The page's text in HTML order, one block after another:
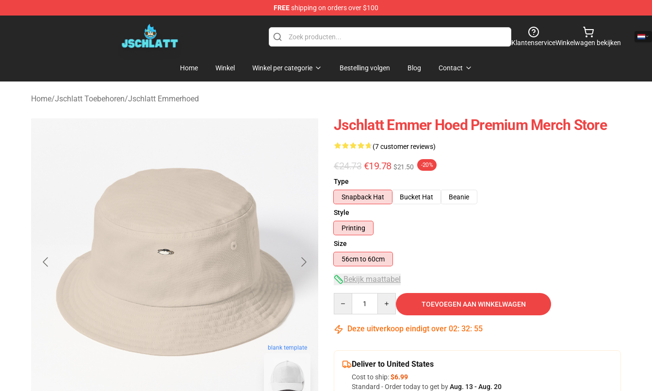
FREEshipping on orders over $100
Jschlatt Store - Official Jschlatt Merchandise Shop
KlantenserviceWinkelwagen bekijken
Home Winkel Winkel per categorie Bestelling volgen Blog Contact
Home/Jschlatt Toebehoren/Jschlatt Emmerhoed
blank template
Jschlatt Emmer Hoed Premium Merch Store
(7 customer reviews)
€24.73 €19.78 $21.50 -20%
Type
Snapback Hat
Bucket Hat
Beanie
Style
Printing
Size
56cm to 60cm
Bekijk maattabel
TOEVOEGEN AAN WINKELWAGEN
Deze uitverkoop eindigt over 02: 32: 54
Deliver to United States
Cost to ship:$6.99
Standard - Order today to get byAug. 13 - Aug. 20